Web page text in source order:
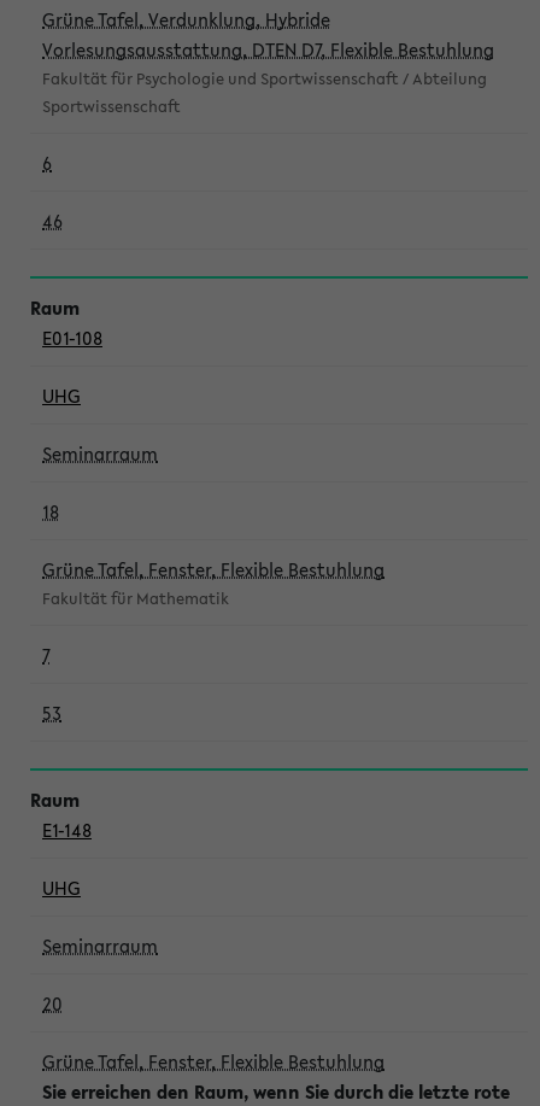
Grüne Tafel, Verdunklung, Hybride
Vorlesungsausstattung, DTEN D7, Flexible Bestuhlung
Fakultät für Psychologie und Sportwissenschaft / Abteilung
Sportwissenschaft
6
46
E01-108
UHG
Seminarraum
18
Grüne Tafel, Fenster, Flexible Bestuhlung
Fakultät für Mathematik
7
53
E1-148
UHG
Seminarraum
20
Grüne Tafel, Fenster, Flexible Bestuhlung
Sie erreichen den Raum, wenn Sie durch die letzte rote